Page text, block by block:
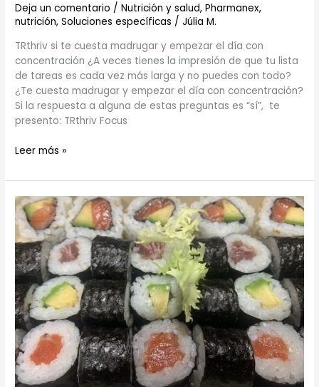
Deja un comentario /Nutrición y salud,Pharmanex,
nutrición,Soluciones específicas /Júlia M.
TRthriv si te cuesta madrugar y empezar el día con
concentración ¿A veces tienes la impresión de que tu lista
de tareas es cada vez más larga y no puedes con todo?
¿Te cuesta madrugar y empezar el día con concentración?
Si la respuesta a alguna de estas preguntas es “sí”, te
presento: TRthriv Focus
Leer más »
Las
Algas
¿Son
tan
beneficiosas
como
creemos?